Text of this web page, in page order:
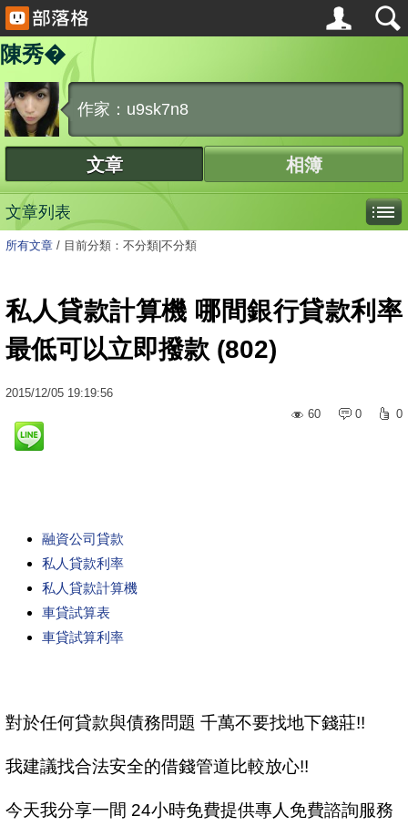
陳秀�
作家：u9sk7n8
文章 相簿
文章列表
所有文章 / 目前分類：不分類|不分類
私人貸款計算機 哪間銀行貸款利率
最低可以立即撥款 (802)
2015/12/05 19:19:56
60
0 0
融資公司貸款
私人貸款利率
私人貸款計算機
車貸試算表
車貸試算利率
對於任何貸款與債務問題 千萬不要找地下錢莊!!
我建議找合法安全的借錢管道比較放心!!
今天我分享一間 24小時免費提供專人免費諮詢服務